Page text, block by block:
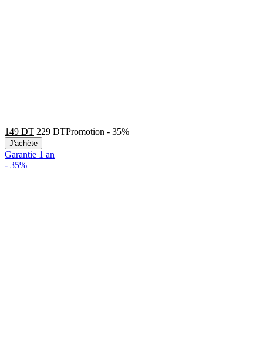
149 DT 229DTPromotion - 35%
J'achète
Garantie 1 an
- 35%